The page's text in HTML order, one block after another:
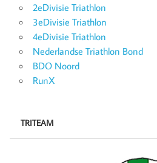
2eDivisie Triathlon
3eDivisie Triathlon
4eDivisie Triathlon
Nederlandse Triathlon Bond
BDO Noord
RunX
TRITEAM